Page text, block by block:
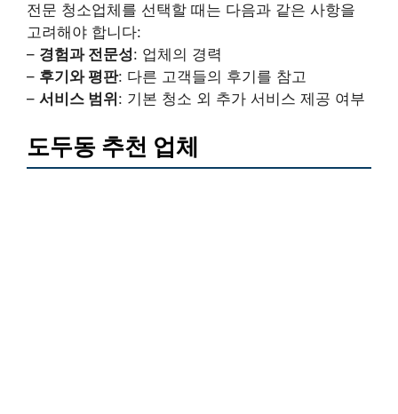
전문 청소업체를 선택할 때는 다음과 같은 사항을
고려해야 합니다:
– 경험과 전문성: 업체의 경력
– 후기와 평판: 다른 고객들의 후기를 참고
– 서비스 범위 : 기본 청소 외 추가 서비스 제공 여부
도두동 추천 업체